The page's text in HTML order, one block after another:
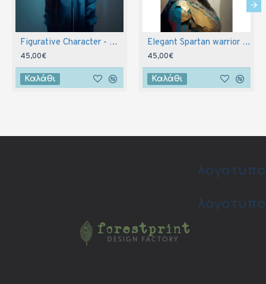
Figurative Character - Πίνακας σε καμβά
45,00€
Καλάθι
Elegant Spartan warrior - Πίνακας σε καμβά
45,00€
Καλάθι
λογοτυπο
λογοτυπο